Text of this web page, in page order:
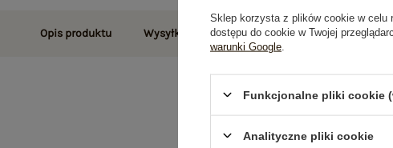
Opis produktu Wysyłka i dostawa Zwroty i reklamacje
Sklep korzysta z plików cookie w celu
dostępu do cookie w Twojej
warunki Google
Funkcjonalne pliki cookie
Analityczne pliki cookie